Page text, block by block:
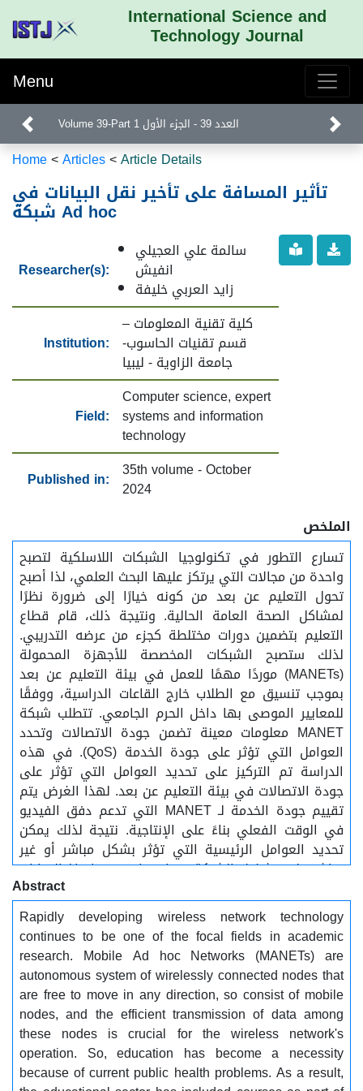
International Science and
Technology Journal
Menu
Volume 39-Part 1 العدد 39 - الجزء الأول
Home<Articles<Article Details
تأثير المسافة على تأخير نقل البيانات في
شبكة Ad hoc
Researcher(s):
سالمة علي العجيلي
انفيش
زايد العربي خليفة
Institution:
كلية تقنية المعلومات –
قسم تقنيات الحاسوب-
جامعة الزاوية - ليبيا
Field:
Computer science, expert
systems and information
technology
Published in: 35th volume - October
2024
الملخص
تسارع التطور في تكنولوجيا الشبكات اللاسلكية لتصبح
واحدة من مجالات التي يرتكز عليها البحث العلمي، لذا أصبح
تحول التعليم عن بعد من كونه خيارًا إلى ضرورة نظرًا
لمشاكل الصحة العامة الحالية. ونتيجة ذلك، قام قطاع
التعليم بتضمين دورات مختلطة كجزء من عرضه التدريبي.
لذلك ستصبح الشبكات المخصصة للأجهزة المحمولة
(MANETs) موردًا مهمًا للعمل في بيئة التعليم عن بعد
بموجب تنسيق مع الطلاب خارج القاعات الدراسية، ووفقًا
للمعايير الموصى بها داخل الحرم الجامعي. تتطلب شبكة
MANET معلومات معينة تضمن جودة الاتصالات وتحدد
العوامل التي تؤثر على جودة الخدمة (QoS). في هذه
الدراسة تم التركيز على تحديد العوامل التي تؤثر على
جودة الاتصالات في بيئة التعليم عن بعد. لهذا الغرض يتم
تقييم جودة الخدمة لـ MANET التي تدعم دفق الفيديو
في الوقت الفعلي بناءً على الإنتاجية. نتيجة لذلك يمكن
تحديد العوامل الرئيسية التي تؤثر بشكل مباشر أو غير
مباشر على تشغيل الشبكة، مما يساعد في اتخاذ القرارات
المتعلقة بعدد العقد وسرعة حركة العقدة، علاوة على ذلك
تم إثبات تعدد الاستخدامات وقابلية التوسع في MANET،
حيث ارتفع معدل النقل بنسبة 14٪ عندما انتقل عدد العقد
من 5 إلى 10. حدث هذا أيضًا مع عامل معدل الإرسال عندما
تم دفق الفيديو في قناة ذات معدل بت متغير (64-4096
كيلو بت في الثانية)................... الكلمات المفتاحية:
..............شبكات الاجهزة المحمولة، اللاسلكية، الانتاجية او
نقل البيانات، التأخير
Abstract
Rapidly developing wireless network technology
continues to be one of the focal fields in academic
research. Mobile Ad hoc Networks (MANETs) are
autonomous system of wirelessly connected nodes that
are free to move in any direction, so consist of mobile
nodes, and the efficient transmission of data among
these nodes is crucial for the wireless network's
operation. So, education has become a necessity
because of current public health problems. As a result,